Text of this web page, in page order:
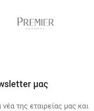
μας
της εταιρείας μας και